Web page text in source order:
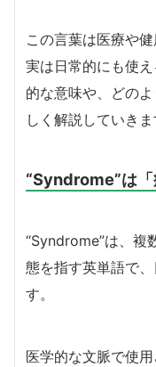
この言葉は医療や
実は日常的にも使
的な意味や、どの
しく解説していきま
“Syndrome”は
“Syndrome”は、複
態を指す英単語で
す。
医学的な文脈で使